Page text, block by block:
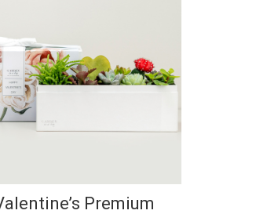
Premium